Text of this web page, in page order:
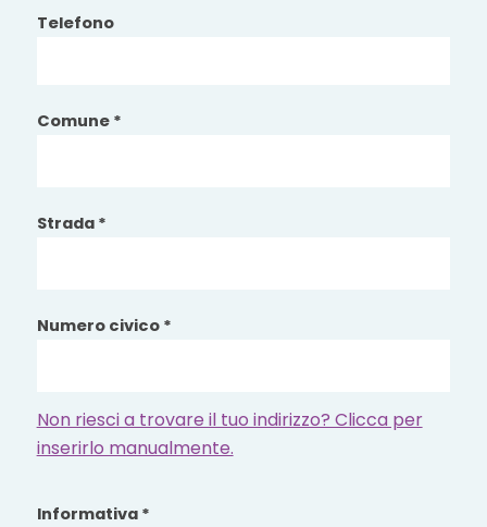
Telefono
Comune *
Strada *
Numero civico *
Non riesci a trovare il tuo indirizzo? Clicca per
inserirlo manualmente.
Informativa *